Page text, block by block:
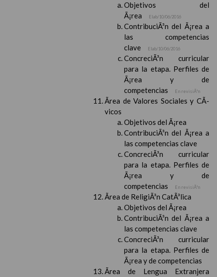
Objetivos del
Ã¡rea
Elab/10/06/2016
ContribuciÃ³n del Ã¡rea a
las competencias
clave
Elab/10/06/2016
ConcreciÃ³n curricular
para la etapa. Perfiles de
Ã¡rea y de
competencias
En revisiÃ³n
Ãrea de Valores Sociales y CÃ­
vicos
Objetivos del Ã¡rea
ContribuciÃ³n del Ã¡rea a
las competencias clave
ConcreciÃ³n curricular
para la etapa. Perfiles de
Ã¡rea y de
competencias
En revisiÃ³n
Ãrea de ReligiÃ³n CatÃ³lica
Objetivos del Ã¡rea
ContribuciÃ³n del Ã¡rea a
las competencias clave
ConcreciÃ³n curricular
para la etapa. Perfiles de
Ã¡rea y de competencias
Ãrea de Lengua Extranjera